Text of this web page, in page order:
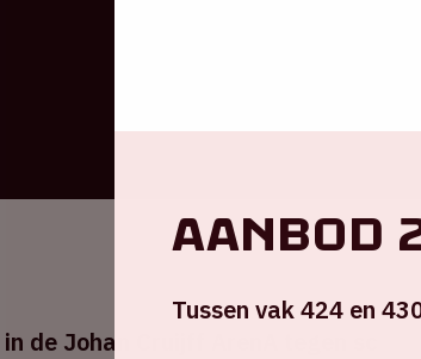
de Johan Cruijff ArenA tegen sc
Aanbod
Tussen vak 424 en